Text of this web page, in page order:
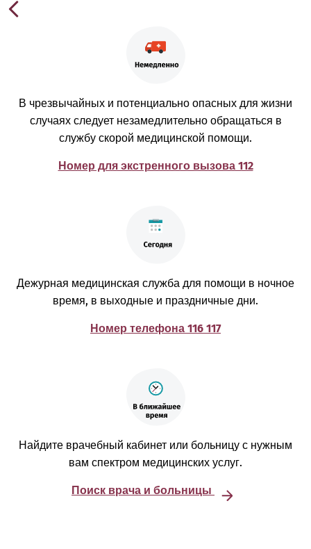
В чрезвычайных и потенциально опасных для жизни
случаях следует незамедлительно обращаться в
службу скорой медицинской помощи.
Номер для экстренного вызова 112
Дежурная медицинская служба для помощи в ночное
время, в выходные и праздничные дни.
Номер телефона 116 117
Найдите врачебный кабинет или больницу с нужным
вам спектром медицинских услуг.
Поиск врача и больницы